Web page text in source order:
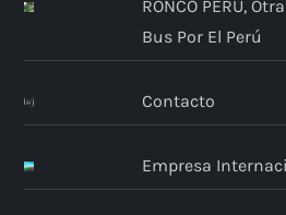
RONCO PERÚ,
Bus Por El Perú
Contacto
Empresa